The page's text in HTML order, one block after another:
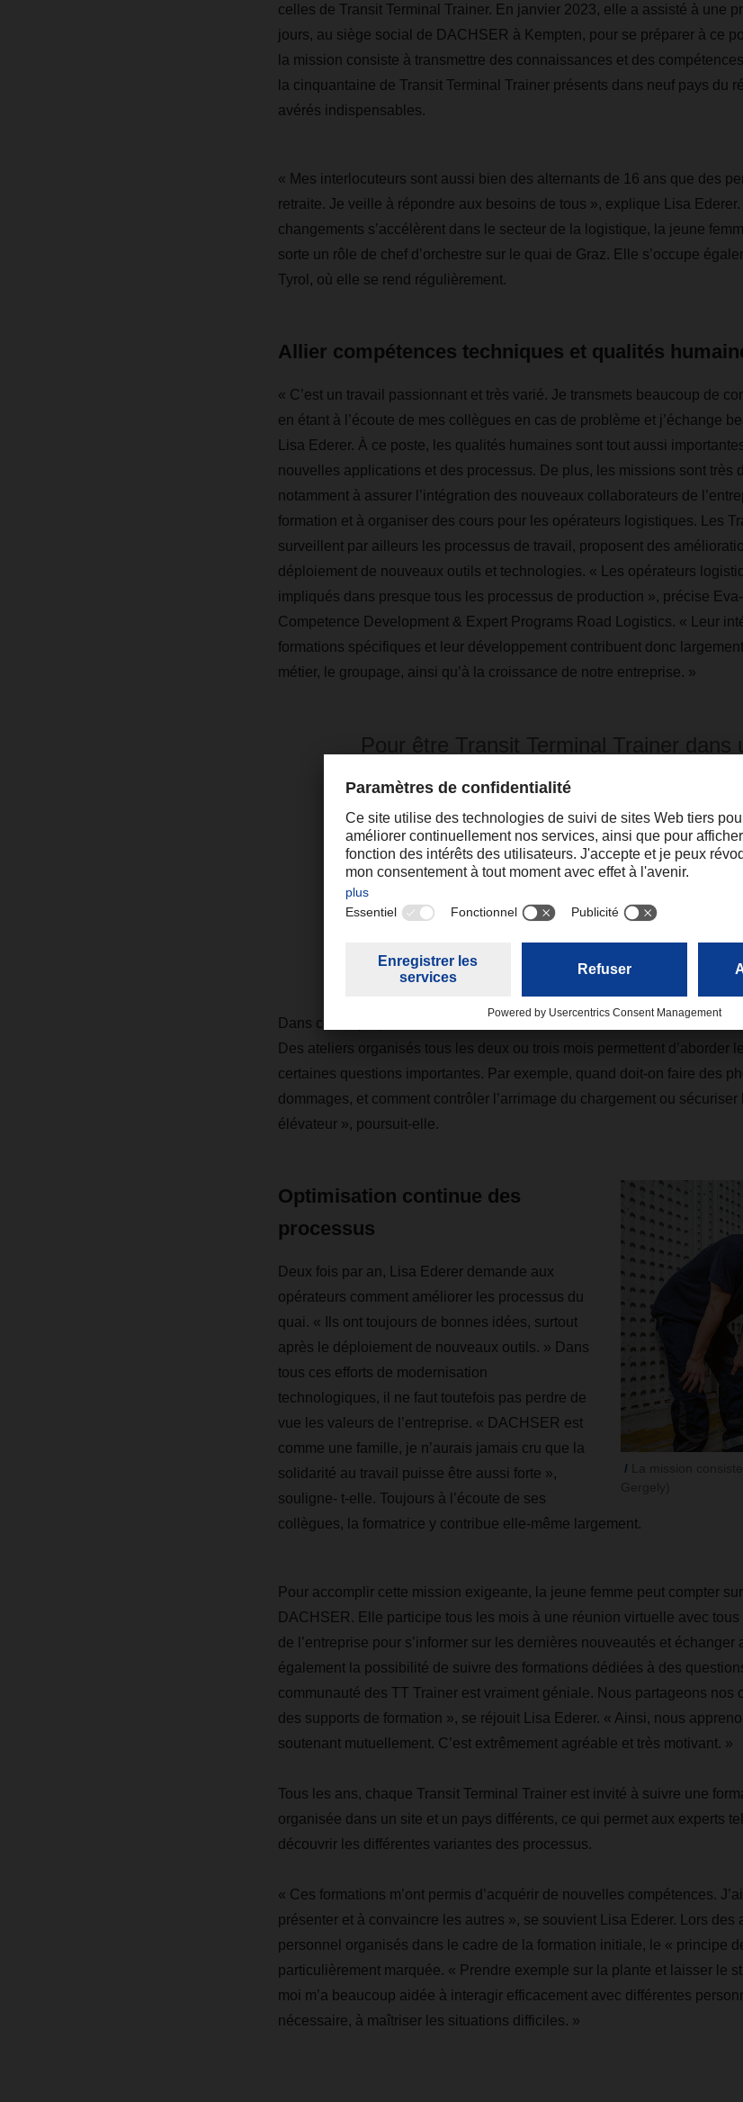
celles de Transit Terminal Trainer. En janvier 2023, elle a assisté à une
jours, au siège social de DACHSER à Kempten, pour se préparer à ce
la mission consiste à transmettre des connaissances et des
la cinquantaine de Transit Terminal Trainer présents dans neuf pays du
avérés indispensables.
« Mes interlocuteurs sont aussi bien des alternants de 16 ans que des
retraite. Je veille à répondre aux besoins de tous », explique Lisa Ederer.
changements s’accélèrent dans le secteur de la logistique, la jeune
sorte un rôle de chef d’orchestre sur le quai de Graz. Elle s’occupe
Tyrol, où elle se rend régulièrement.
Allier compétences techniques et qualités
« C’est un travail passionnant et très varié. Je transmets beaucoup de
en étant à l’écoute de mes collègues en cas de problème et j’échange
Lisa Ederer. À ce poste, les qualités humaines sont tout aussi
nouvelles applications et des processus. De plus, les missions sont très
notamment à assurer l’intégration des nouveaux collaborateurs de
formation et à organiser des cours pour les opérateurs logistiques. Les
surveillent par ailleurs les processus de travail, proposent des
déploiement de nouveaux outils et technologies. « Les opérateurs
impliqués dans presque tous les processus de production », précise
Competence Development & Expert Programs Road Logistics. « Leur
formations spécifiques et leur développement contribuent donc
métier, le groupage, ainsi qu’à la croissance de notre entreprise. »
Pour être Transit Terminal Trainer dans
l’idéal est d’avoir une formation en
logistique ainsi qu’une expérience
le domaine du transport. Il est
de bien connaître les processus
les analyser, et de disposer de bonnes
communication.
Dans cette optique, Lisa Ederer encadre 35 collaborateurs et
Des ateliers organisés tous les deux ou trois mois permettent d’aborder
certaines questions importantes. Par exemple, quand doit-on faire des
dommages, et comment contrôler l’arrimage du chargement ou
élévateur », poursuit-elle.
Optimisation continue des
processus
Deux fois par an, Lisa Ederer demande aux
opérateurs comment améliorer les processus du
quai. « Ils ont toujours de bonnes idées, surtout
après le déploiement de nouveaux outils. » Dans
tous ces efforts de modernisation
technologiques, il ne faut toutefois pas perdre de
vue les valeurs de l’entreprise. « DACHSER est
comme une famille, je n’aurais jamais cru que la
solidarité au travail puisse être aussi forte »,
souligne- t-elle. Toujours à l’écoute de ses
collègues, la formatrice y contribue elle-même largement.
Pour accomplir cette mission exigeante, la jeune femme peut compter
DACHSER. Elle participe tous les mois à une réunion virtuelle avec
de l’entreprise pour s’informer sur les dernières nouveautés et
également la possibilité de suivre des formations dédiées à des
communauté des TT Trainer est vraiment géniale. Nous partageons nos
des supports de formation », se réjouit Lisa Ederer. « Ainsi, nous
soutenant mutuellement. C’est extrêmement agréable et très motivant. »
Tous les ans, chaque Transit Terminal Trainer est invité à suivre une
organisée dans un site et un pays différents, ce qui permet aux experts
découvrir les différentes variantes des processus.
« Ces formations m’ont permis d’acquérir de nouvelles compétences.
présenter et à convaincre les autres », se souvient Lisa Ederer. Lors des
personnel organisés dans le cadre de la formation initiale, le « principe
particulièrement marquée. « Prendre exemple sur la plante et laisser le
moi m’a beaucoup aidée à interagir efficacement avec différentes
nécessaire, à maîtriser les situations difficiles. »